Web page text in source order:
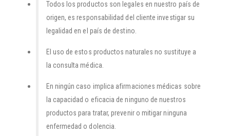
Todos los productos son legales en nuestro país de
origen, es responsabilidad del cliente investigar su
legalidad en el país de destino.
El uso de estos productos naturales no sustituye a
la consulta médica.
En ningún caso implica afirmaciones médicas sobre
la capacidad o eficacia de ninguno de nuestros
productos para tratar, prevenir o mitigar ninguna
enfermedad o dolencia.